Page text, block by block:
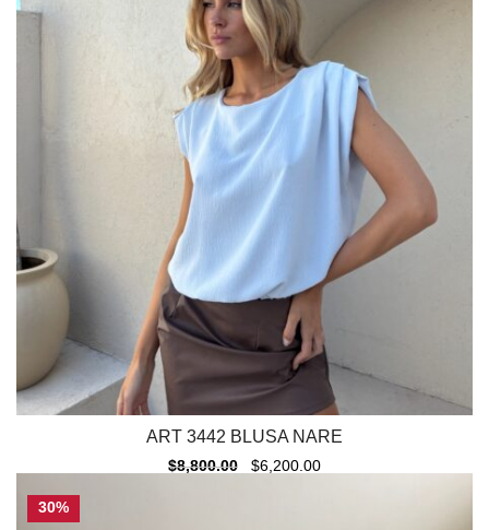
ART 3442 BLUSA NARE
$8,800.00 $6,200.00
30%